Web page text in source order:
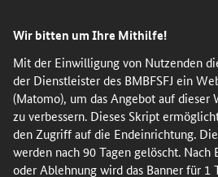
Wir bitten um Ihre Mithilfe!
Mit der Einwilligung von Nutzenden
der Dienstleister des BMBFSFJ ein
(Matomo), um das Angebot auf
zu verbessern. Dieses Skript
den Zugriff auf die Endeinrichtung.
werden nach 90 Tagen gelöscht.
oder Ablehnung wird das Banner für 1
zum
Inhalt
(Eingabetaste)
zum
Hauptmenu
(Eingabetaste)
zur
Suche
(Eingabetaste)
zur
Fußleiste
(Enter)